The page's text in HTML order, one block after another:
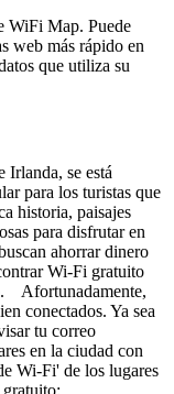
WiFi Map. Puede
web más rápido en
que utiliza su
se está
para los turistas que
historia, paisajes
para disfrutar en
ahorrar dinero
Wi-Fi gratuito
Afortunadamente,
conectados. Ya sea
tu correo
en la ciudad con
Wi-Fi' de los lugares
gratuito: